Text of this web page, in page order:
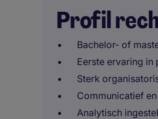
Profil
Bachelor- of
Eerste ervaring
Sterk
Communicatief
Analytisch